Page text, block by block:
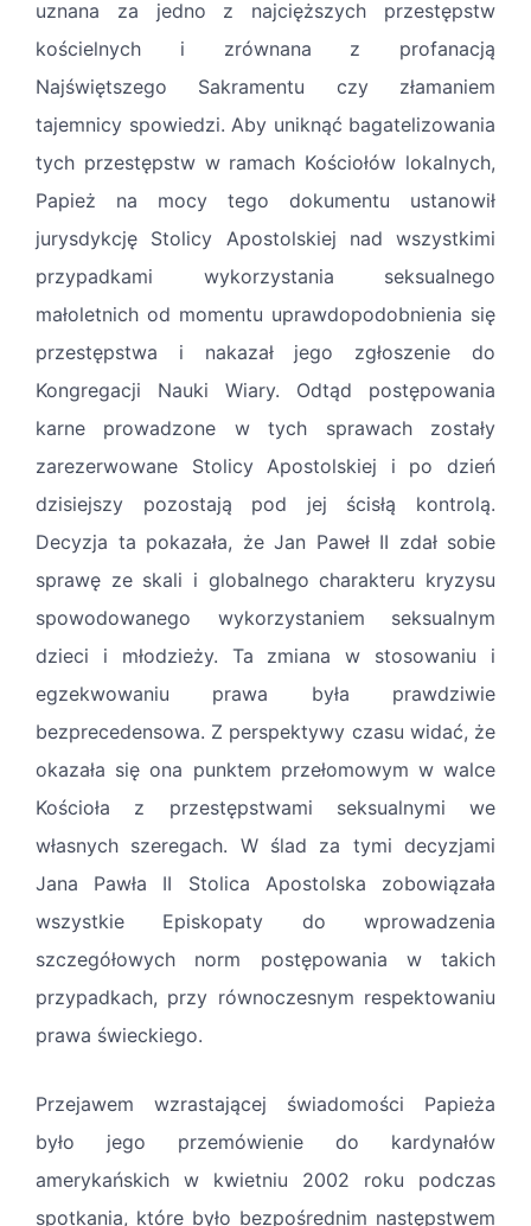
uznana za jedno z najcięższych przestępstw
kościelnych i zrównana z profanacją
Najświętszego Sakramentu czy złamaniem
tajemnicy spowiedzi. Aby uniknąć bagatelizowania
tych przestępstw w ramach Kościołów lokalnych,
Papież na mocy tego dokumentu ustanowił
jurysdykcję Stolicy Apostolskiej nad wszystkimi
przypadkami wykorzystania seksualnego
małoletnich od momentu uprawdopodobnienia się
przestępstwa i nakazał jego zgłoszenie do
Kongregacji Nauki Wiary. Odtąd postępowania
karne prowadzone w tych sprawach zostały
zarezerwowane Stolicy Apostolskiej i po dzień
dzisiejszy pozostają pod jej ścisłą kontrolą.
Decyzja ta pokazała, że Jan Paweł II zdał sobie
sprawę ze skali i globalnego charakteru kryzysu
spowodowanego wykorzystaniem seksualnym
dzieci i młodzieży. Ta zmiana w stosowaniu i
egzekwowaniu prawa była prawdziwie
bezprecedensowa. Z perspektywy czasu widać, że
okazała się ona punktem przełomowym w walce
Kościoła z przestępstwami seksualnymi we
własnych szeregach. W ślad za tymi decyzjami
Jana Pawła II Stolica Apostolska zobowiązała
wszystkie Episkopaty do wprowadzenia
szczegółowych norm postępowania w takich
przypadkach, przy równoczesnym respektowaniu
prawa świeckiego.
Przejawem wzrastającej świadomości Papieża
było jego przemówienie do kardynałów
amerykańskich w kwietniu 2002 roku podczas
spotkania, które było bezpośrednim następstwem